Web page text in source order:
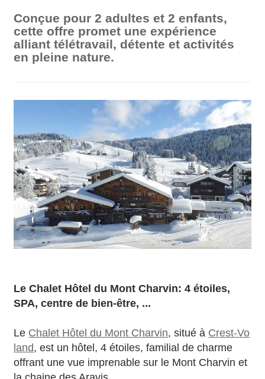
Conçue pour 2 adultes et 2 enfants,
cette offre promet une expérience
alliant télétravail, détente et activités
en pleine nature.
Le Chalet Hôtel du Mont Charvin: 4 étoiles,
SPA, centre de bien-être, ...
Le Chalet Hôtel du Mont Charvin, situé à Crest-Vo
land, est un hôtel, 4 étoiles, familial de charme
offrant une vue imprenable sur le Mont Charvin et